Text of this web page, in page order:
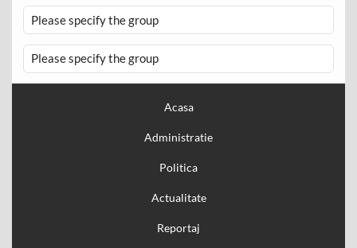
Please specify the group
Please specify the group
Acasa
Administratie
Politica
Actualitate
Reportaj